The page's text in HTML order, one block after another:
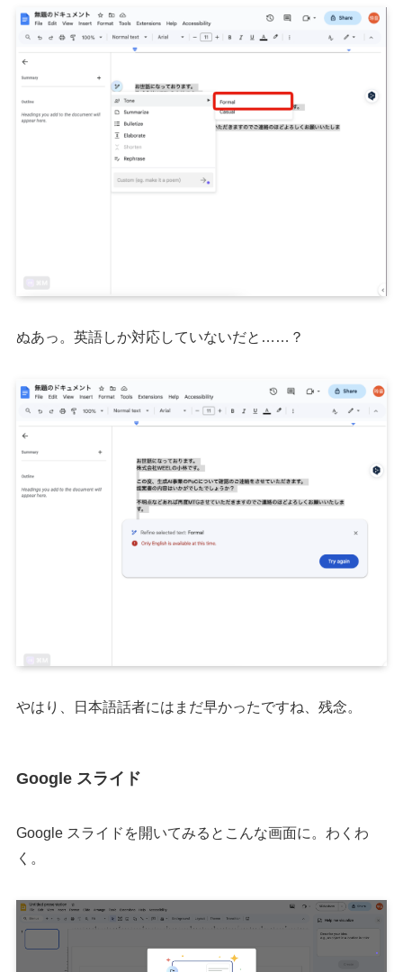
ぬあっ。英語しか対応していないだと……？
やはり、日本語話者にはまだ早かったですね、残念。
Google スライド
Google スライドを開いてみるとこんな画面に。わくわ
く。